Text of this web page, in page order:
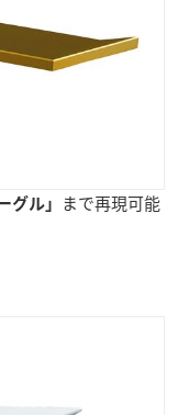
グル」
まで再現可能